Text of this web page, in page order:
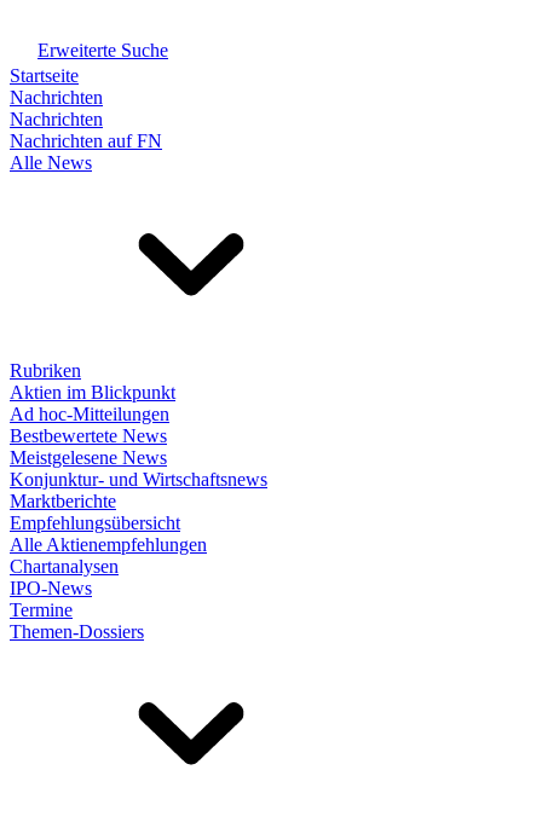
Erweiterte Suche
Startseite
Nachrichten
Nachrichten
Nachrichten auf FN
Alle News
Rubriken
Aktien im Blickpunkt
Ad hoc-Mitteilungen
Bestbewertete News
Meistgelesene News
Konjunktur- und Wirtschaftsnews
Marktberichte
Empfehlungsübersicht
Alle Aktienempfehlungen
Chartanalysen
IPO-News
Termine
Themen-Dossiers